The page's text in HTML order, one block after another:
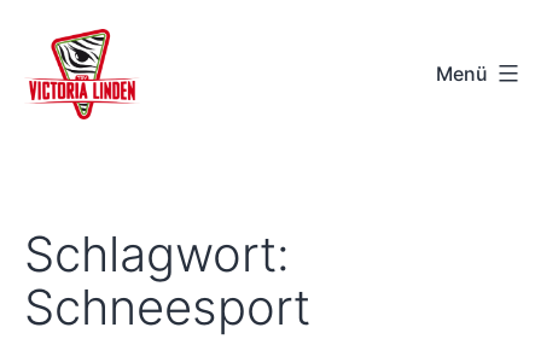
Inhalt
springen
e.V.
-
Menü
Schlagwort:
Schneesport